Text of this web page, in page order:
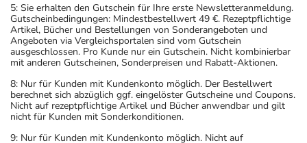
5: Sie erhalten den Gutschein für Ihre erste Newsletteranmeldung.
Gutscheinbedingungen: Mindestbestellwert 49 €. Rezeptpflichtige
Artikel, Bücher und Bestellungen von Sonderangeboten und
Angeboten via Vergleichsportalen sind vom Gutschein
ausgeschlossen. Pro Kunde nur ein Gutschein. Nicht kombinierbar
mit anderen Gutscheinen, Sonderpreisen und Rabatt-Aktionen.
8: Nur für Kunden mit Kundenkonto möglich. Der Bestellwert
berechnet sich abzüglich ggf. eingelöster Gutscheine und Coupons.
Nicht auf rezeptpflichtige Artikel und Bücher anwendbar und gilt
nicht für Kunden mit Sonderkonditionen.
9: Nur für Kunden mit Kundenkonto möglich. Nicht auf